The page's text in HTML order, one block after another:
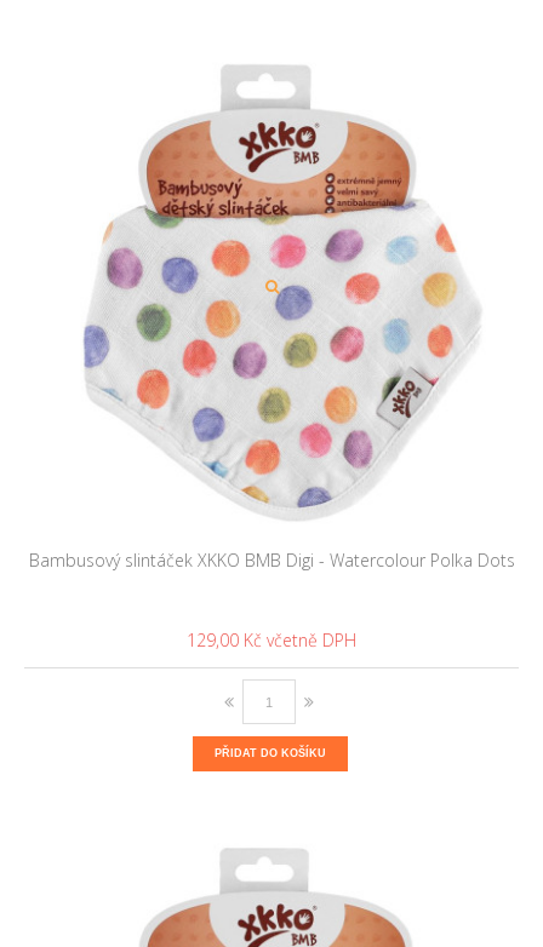
Bambusový slintáček XKKO BMB Digi - Watercolour Polka Dots
129,00 Kč
PŘIDAT DO KOŠÍKU